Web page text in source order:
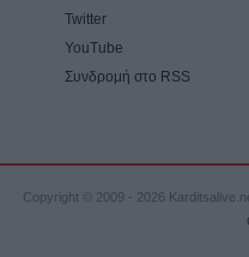
Twitter
YouTube
Συνδρομή στο RSS
Copyright © 2009 - 2026